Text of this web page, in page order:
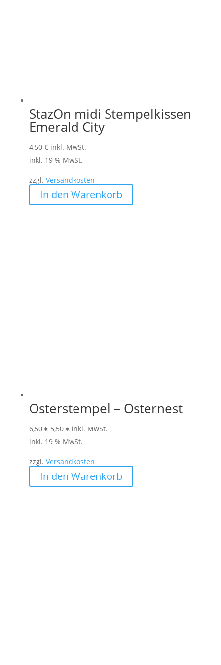
StazOn midi Stempelkissen
Emerald City
4,50 € inkl. MwSt.
inkl. 19 % MwSt.
zzgl. Versandkosten
In den Warenkorb
Osterstempel – Osternest
6,50€ Ursprünglicher
Preis
6,50 €
5,50 €Aktueller
Preis
5,50 €.
inkl. MwSt.
inkl. 19 % MwSt.
zzgl. Versandkosten
In den Warenkorb